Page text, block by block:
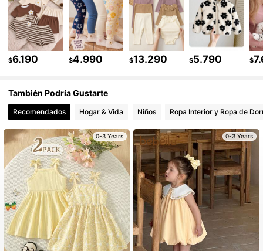
4,90 509K Seguidores
4,90 509K Seguidores
4,90 509K Seguidores
4,90 509K Seguidores
4,90 509K Seguidores
4,90 509K Seguidores
$6.190 $4.990 $13.290 $5.790 $
También Podría Gustarte
Recomendados Hogar & Vida Niños Ropa Interior y Ropa de
0-3 Years 0-3 Years